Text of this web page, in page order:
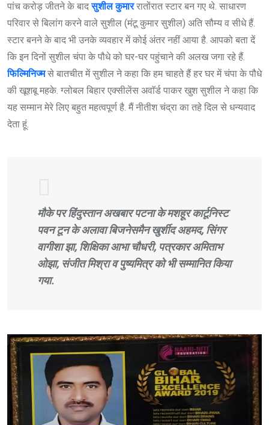
पांच करोड़ जीतने के बादसुशील कुमाररातोंरात स्टार बन गए थे. साधारण
परिवार से बिलांग करने वाले सुशील (मंटू कुमार सुशील) अति सौम्य व सीधे हैं.
स्टार बनने के बाद भी उनके व्यवहार में कोई अंतर नहीं आया है. आपको बता दें
कि इन दिनों सुशील चंपा के पौधे को घर-घर पहुंचाने की अलख जगा रहे हैं.
फिल्मिनिज्मसे बातचीत में सुशील ने कहा कि हम चाहते हैं हर घर में चंपा के पौधे
की खूशबू महके. ग्लोबल बिहार एक्सीलेंस अवाॅर्ड पाकर खुश सुशील ने कहा कि
यह सम्मान मेरे लिए बहुत महत्वपूर्ण है. मैं नीतीश चंद्रा का तहे दिल से धन्यवाद
देता हूं.
मौके पर हिंदुस्तान अखबार पटना के मशहूर कार्टूनिस्ट
पवन टून के अलावा बिजनेसमैन खुर्शीद अहमद, सिंगर
वागीशा झा, शिक्षिका आभा चौधरी, पत्रकार अमिताभ
ओझा, संजीत मिश्रा व पुष्यमित्र को भी सम्मानित किया
गया.